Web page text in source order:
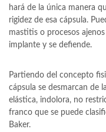
hará de la única manera
rigidez de esa cápsula.
mastitis o procesos ajenos
implante y se defiende.
Partiendo del concepto
cápsula se desmarcan de
elástica, indolora, no
franco que se puede
Baker.